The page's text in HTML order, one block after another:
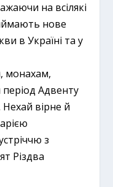
на всілякі
нове
в Україні та у
монахам,
Адвенту
Нехай вірне й
з
Різдва